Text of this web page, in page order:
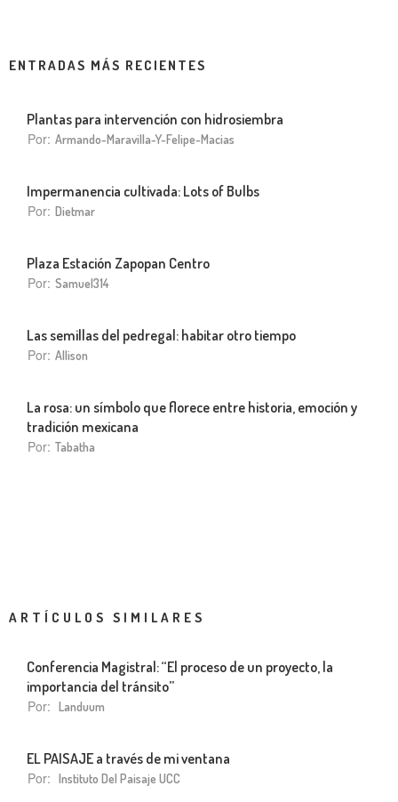
ENTRADAS MÁS RECIENTES
Plantas para intervención con hidrosiembra
Por: Armando-Maravilla-Y-Felipe-Macias
Impermanencia cultivada: Lots of Bulbs
Por: Dietmar
Plaza Estación Zapopan Centro
Por: Samuel314
Las semillas del pedregal: habitar otro tiempo
Por: Allison
La rosa: un símbolo que florece entre historia, emoción y
tradición mexicana
Por: Tabatha
ARTÍCULOS SIMILARES
Conferencia Magistral: “El proceso de un proyecto, la
importancia del tránsito”
Por: Landuum
EL PAISAJE a través de mi ventana
Por: Instituto Del Paisaje UCC